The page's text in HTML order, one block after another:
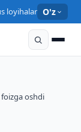
loyihalar O'z
oshdi